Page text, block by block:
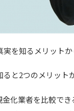
実を知るメリットか
と2つのメリット
化業者を比較でき